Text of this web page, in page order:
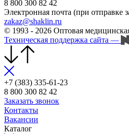
8 800 300 82 42
Электронная почта (при
zakaz@shaklin.ru
© 1993 - 2026 Оптовая
Техническая поддержка сайта —
+7 (383) 335-61-23
8 800 300 82 42
Заказать звонок
Контакты
Вакансии
Каталог